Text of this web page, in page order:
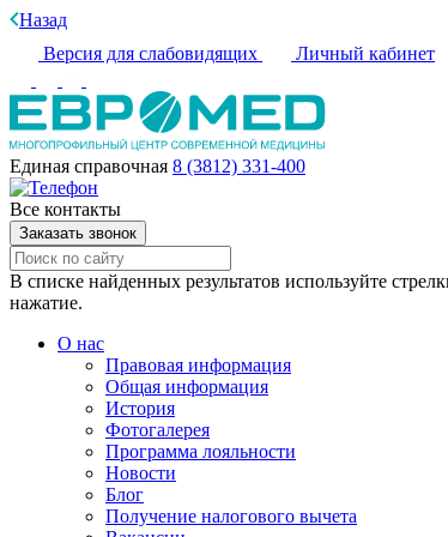
Назад
Версия для слабовидящих
Личный кабинет
Единая справочная 8 (3812) 331-400
Все контакты
Заказать звонок
В списке найденных результатов используйте
нажатие.
О нас
Правовая информация
Общая информация
История
Фотогалерея
Программа лояльности
Новости
Блог
Получение налогового вычета